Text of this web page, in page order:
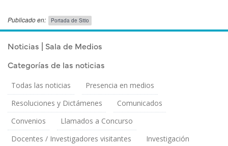
Noticias | Sala de Medios
Categorías de las noticias
Todas las noticias
Presencia en medios
Resoluciones y Dictámenes
Comunicados
Convenios
Llamados a Concurso
Docentes / Investigadores visitantes
Investigación
Publicado en: Portada de Sitio
Publicado el Martes 21 Abril, 2026